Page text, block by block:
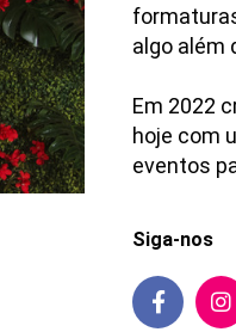
algo além
Em 2022
hoje com
eventos
Siga-nos